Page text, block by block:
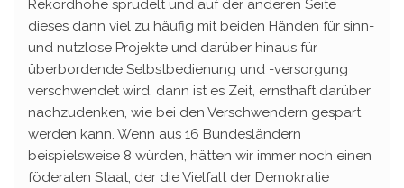
Rekordhöhe sprudelt und auf der anderen Seite
dieses dann viel zu häufig mit beiden Händen für sinn-
und nutzlose Projekte und darüber hinaus für
überbordende Selbstbedienung und -versorgung
verschwendet wird, dann ist es Zeit, ernsthaft darüber
nachzudenken, wie bei den Verschwendern gespart
werden kann. Wenn aus 16 Bundesländern
beispielsweise 8 würden, hätten wir immer noch einen
föderalen Staat, der die Vielfalt der Demokratie